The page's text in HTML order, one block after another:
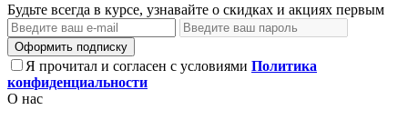
Будьте всегда в курсе, узнавайте о скидках и акциях первым
Оформить подписку
Я прочитал и согласен с условиями Политика
конфиденциальности
О нас